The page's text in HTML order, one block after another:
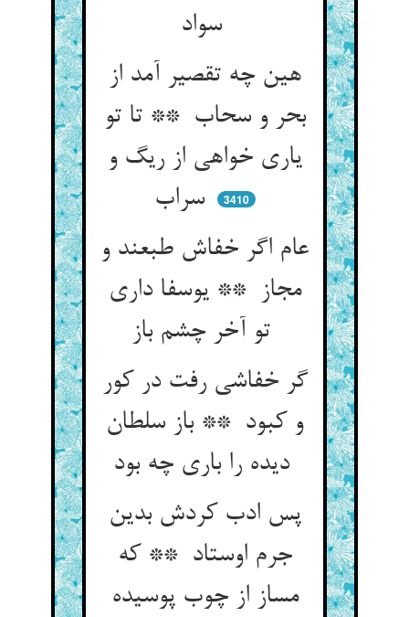
سواد
هین چه تقصیر آمد از
بحر و سحاب ** تا تو
یاری خواهی از ریگ و
سراب
3410
عام اگر خفاش طبعند و
مجاز ** یوسفا داری
گر خفاشی رفت در کور
و کبود ** باز سلطان
دیده را باری چه بود
پس ادب کردش بدین
جرم اوستاد ** که
مساز از چوب پوسیده